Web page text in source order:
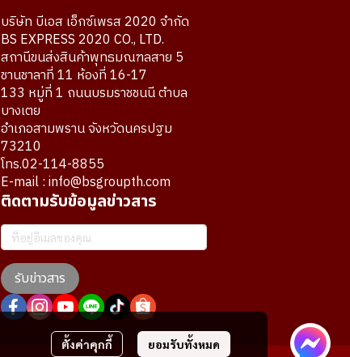
ตั้งค่าคุกกี้ ยอมรับทั้งหมด
บริษัท บีเอส เอ็กซ์เพรส 2020 จำกัด
BS EXPRESS 2020 CO., LTD.
สถานีขนส่งสินค้าพุทธมณฑลสาย 5
ชานชาลาที่ 11 ห้องที่ 16-17
133 หมู่ที่ 1 ถนนบรมราชชนนี ตำบล
บางเตย
อำเภอสามพราน จังหวัดนครปฐม
73210
โทร.02-114-8855
E-mail : info@bsgroupth.com
ติดตามรับข้อมูลข่าวสาร
รับข่าวสาร